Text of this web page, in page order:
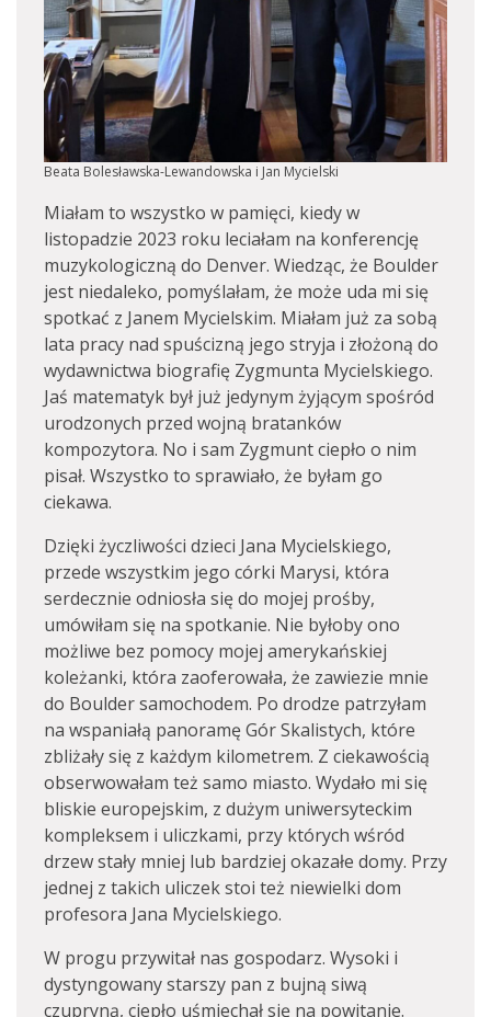
Beata Bolesławska-Lewandowska i Jan Mycielski
Miałam to wszystko w pamięci, kiedy w
listopadzie 2023 roku leciałam na konferencję
muzykologiczną do Denver. Wiedząc, że Boulder
jest niedaleko, pomyślałam, że może uda mi się
spotkać z Janem Mycielskim. Miałam już za sobą
lata pracy nad spuścizną jego stryja i złożoną do
wydawnictwa biografię Zygmunta Mycielskiego.
Jaś matematyk był już jedynym żyjącym spośród
urodzonych przed wojną bratanków
kompozytora. No i sam Zygmunt ciepło o nim
pisał. Wszystko to sprawiało, że byłam go
ciekawa.
Dzięki życzliwości dzieci Jana Mycielskiego,
przede wszystkim jego córki Marysi, która
serdecznie odniosła się do mojej prośby,
umówiłam się na spotkanie. Nie byłoby ono
możliwe bez pomocy mojej amerykańskiej
koleżanki, która zaoferowała, że zawiezie mnie
do Boulder samochodem. Po drodze patrzyłam
na wspaniałą panoramę Gór Skalistych, które
zbliżały się z każdym kilometrem. Z ciekawością
obserwowałam też samo miasto. Wydało mi się
bliskie europejskim, z dużym uniwersyteckim
kompleksem i uliczkami, przy których wśród
drzew stały mniej lub bardziej okazałe domy. Przy
jednej z takich uliczek stoi też niewielki dom
profesora Jana Mycielskiego.
W progu przywitał nas gospodarz. Wysoki i
dystyngowany starszy pan z bujną siwą
czupryną, ciepło uśmiechał się na powitanie.